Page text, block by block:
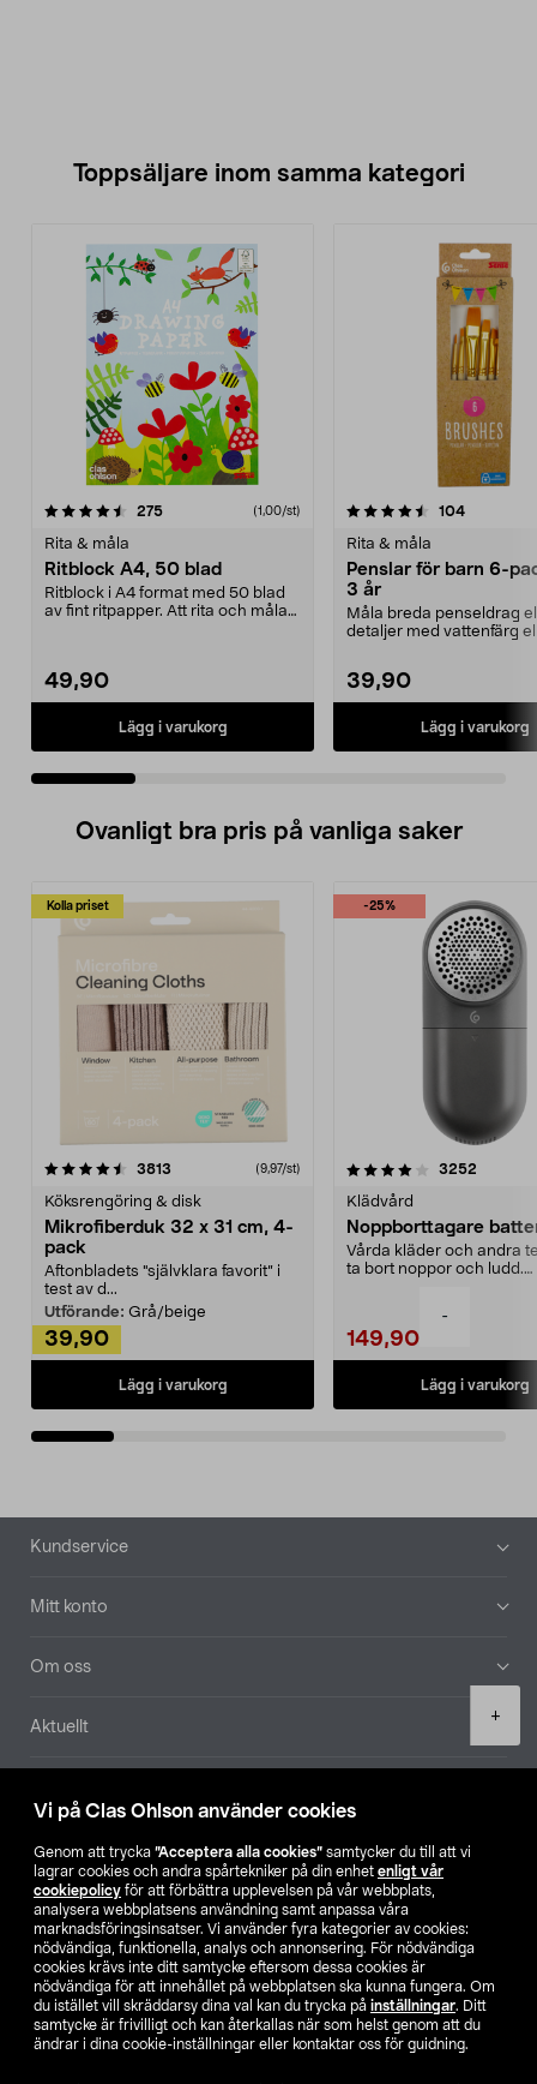
Vi på Clas Ohlson använder cookies
Genom att trycka ”Acceptera alla cookies” samtycker du till att vi
lagrar cookies och andra spårtekniker på din enhet enligt vår
cookiepolicy för att förbättra upplevelsen på vår webbplats,
analysera webbplatsens användning samt anpassa våra
marknadsföringsinsatser. Vi använder fyra kategorier av cookies:
nödvändiga, funktionella, analys och annonsering. För nödvändiga
cookies krävs inte ditt samtycke eftersom dessa cookies är
nödvändiga för att innehållet på webbplatsen ska kunna fungera. Om
du istället vill skräddarsy dina val kan du trycka på inställningar. Ditt
samtycke är frivilligt och kan återkallas när som helst genom att du
ändrar i dina cookie-inställningar eller kontaktar oss för guidning.
-
+
Toppsäljare inom samma kategori
275recensioner (1,00/st)
Rita & måla
Ritblock A4, 50 blad
Ritblock i A4 format med 50 blad
av fint ritpapper. Att rita och måla
49,90
Lägg i varukorg
4.5 av 5 stjärnor 104
Rita & måla
Penslar för barn 6-
3 år
Måla breda penseldrag
detaljer med vattenfärg
39,90
Lägg i varukorg
4.0 av 5 stjärnor
Ovanligt bra pris på vanliga saker
Kolla priset
3813 (9,97/st)
Köksrengöring & disk
Mikrofiberduk 32 x 31 cm, 4-
pack
Aftonbladets "självklara favorit” i
test av d...
Utförande: Grå/beige
39,90
Lägg i varukorg
-25%
4.0av 5 stjärnor 3252
Klädvård
Noppborttagare
Vårda kläder och andra
ta bort noppor och ludd.
149,90
Lägg i varukorg
4.5av 5 stjärnor
Sidfot
Kundservice
Mitt konto
Om oss
Aktuellt
Hitta butik
SE NO FI